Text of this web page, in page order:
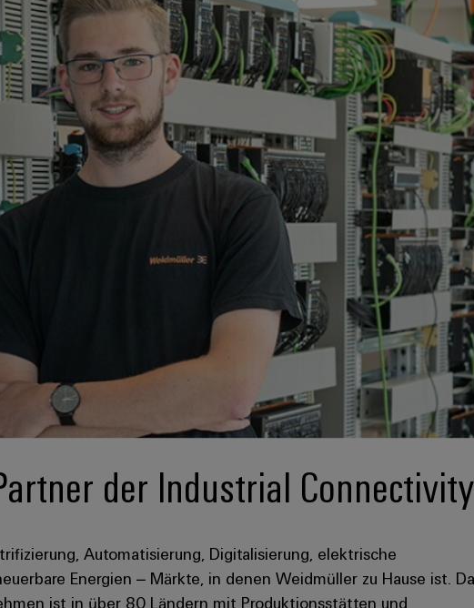
der Industrial Connectivity
Automatisierung, Digitalisierung, elektrische
Energien – Märkte, in denen Weidmüller zu Hause ist.
ist in über 80 Ländern mit Produktionsstätten und